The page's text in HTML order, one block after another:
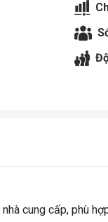
cung cấp, phù